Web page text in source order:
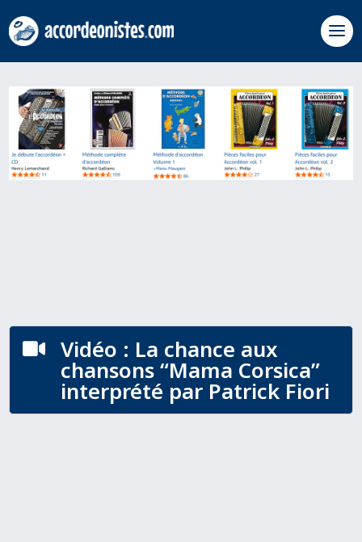
 Vidéo : La chance aux
chansons “Mama Corsica”
interprété par Patrick Fiori